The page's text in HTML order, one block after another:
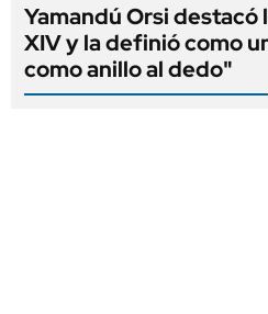
Yamandú Orsi destacó
XIV y la definió como
como anillo al dedo"